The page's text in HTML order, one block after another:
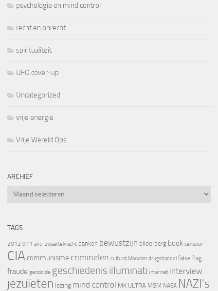
psychologie en mind control
recht en onrecht
spiritualiteit
UFO cover-up
Uncategorized
vrije energie
Vrije Wereld Ops
ARCHIEF
Archief
TAGS
2012 911 anti-zwaartekracht banken bewustzijn bilderberg boek censuur
CIA communisme criminelen cultural Marxism drugshandel false flag
fraude genocide geschiedenis illuminati internet interview
jezuïeten lezing mind control MK ULTRA MSM NASA NAZI's